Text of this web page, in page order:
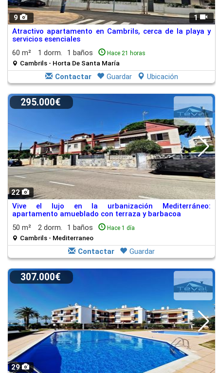
9 1
Atractivo apartamento en Cambrils, cerca de la playa y
servicios esenciales
60 m²
1 dorm. 1 baños Hace 21 horas
Cambrils - Horta De Santa María
Contactar Guardar Ubicación
22
295.000€
Vive el lujo en la urbanización Mediterráneo:
apartamento amueblado con terraza y barbacoa
50 m²
2 dorm. 1 baños Hace 1 día
Cambrils - Mediterraneo
Contactar Guardar
29
307.000€